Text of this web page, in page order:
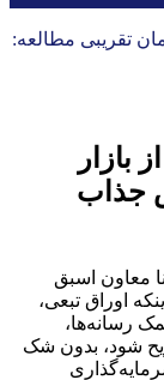
تقریبی مطالعه:
بازار
جذاب
معاون اسبق
اوراق تبعی،
رسانه‌ها،
شود، بدون شک